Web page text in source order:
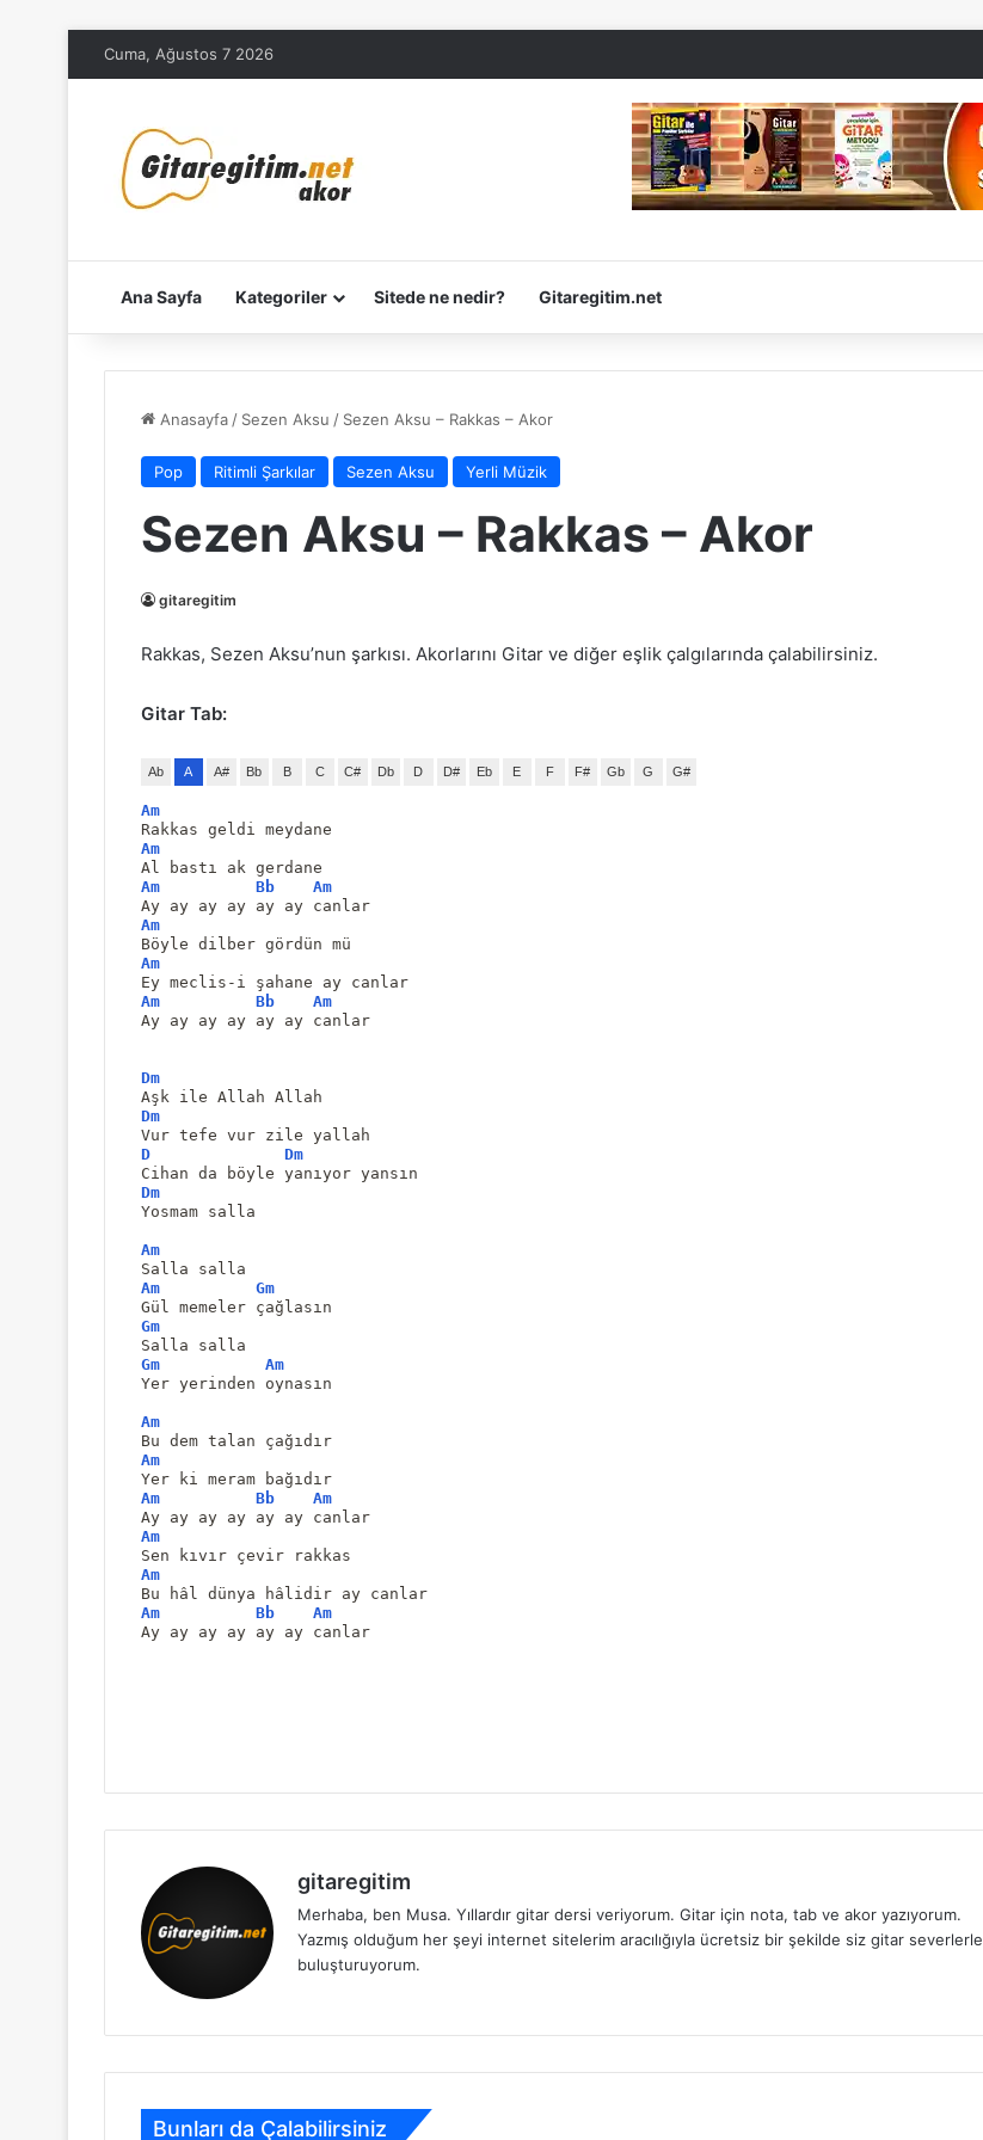
Cuma, Ağustos 7 2026
Ana Sayfa Kategoriler Sitede ne nedir? Gitaregitim.net
Anasayfa / Sezen Aksu / Sezen Aksu – Rakkas – Akor
Pop Ritimli Şarkılar Sezen Aksu Yerli Müzik
Sezen Aksu – Rakkas – Akor
gitaregitim
Rakkas, Sezen Aksu’nun şarkısı. Akorlarını Gitar ve diğer eşlik çalgılarında çalabilirsiniz.
Gitar Tab:
Ab A A# Bb B C C# Db D D# Eb E F F# Gb G G#
Am
Rakkas geldi meydane
Am
Al bastı ak gerdane
Am
Bb
Am
Ay ay ay ay ay ay canlar
Am
Böyle dilber gördün mü
Am
Ey meclis-i şahane ay canlar
Am
Bb
Am
Ay ay ay ay ay ay canlar
Dm
Aşk ile Allah Allah
Dm
Vur tefe vur zile yallah
D
Dm
Cihan da böyle yanıyor yansın
Dm
Yosmam salla
Am
Salla salla
Am
Gm
Gül memeler çağlasın
Gm
Salla salla
Gm
Am
Yer yerinden oynasın
Am
Bu dem talan çağıdır
Am
Yer ki meram bağıdır
Am
Bb
Am
Ay ay ay ay ay ay canlar
Am
Sen kıvır çevir rakkas
Am
Bu hâl dünya hâlidir ay canlar
Am
Bb
Am
Ay ay ay ay ay ay canlar
gitaregitim
Merhaba, ben Musa. Yıllardır gitar dersi veriyorum. Gitar için nota, tab ve akor yazıyorum.
Yazmış olduğum her şeyi internet sitelerim aracılığıyla ücretsiz bir şekilde siz gitar severlerle
buluşturuyorum.
Bunları da Çalabilirsiniz